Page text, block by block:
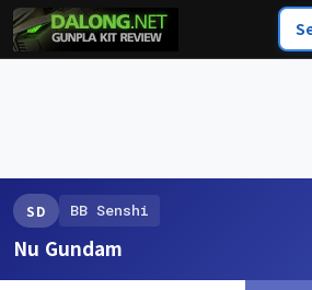
SD BB Senshi
Nu Gundam